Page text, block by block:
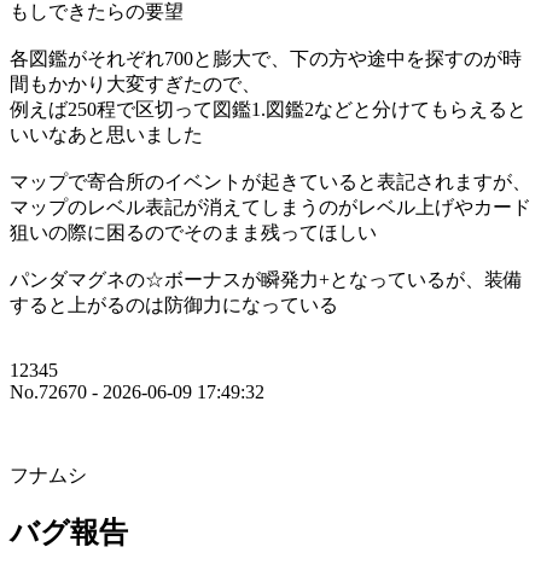
もしできたらの要望
各図鑑がそれぞれ700と膨大で、下の方や途中を探すのが時
間もかかり大変すぎたので、
例えば250程で区切って図鑑1.図鑑2などと分けてもらえると
いいなあと思いました
マップで寄合所のイベントが起きていると表記されますが、
マップのレベル表記が消えてしまうのがレベル上げやカード
狙いの際に困るのでそのまま残ってほしい
パンダマグネの☆ボーナスが瞬発力+となっているが、装備
すると上がるのは防御力になっている
12345
No.72670 - 2026-06-09 17:49:32
フナムシ
バグ報告